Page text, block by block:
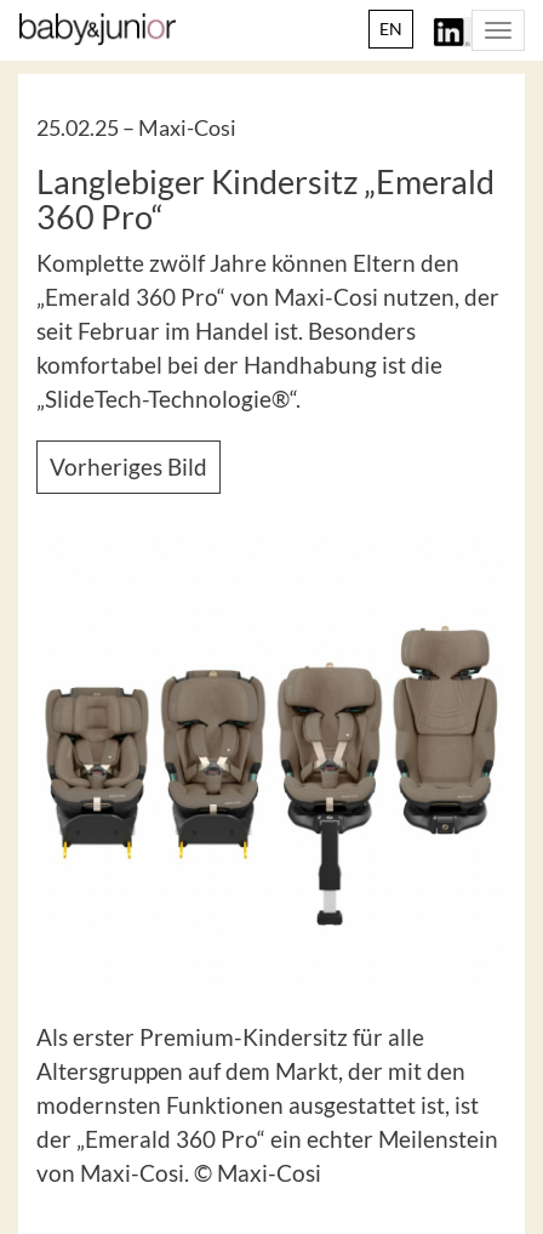
EN
25.02.25 – Maxi-Cosi
Langlebiger Kindersitz „Emerald
360 Pro“
Komplette zwölf Jahre können Eltern den
„Emerald 360 Pro“ von Maxi-Cosi nutzen, der
seit Februar im Handel ist. Besonders
komfortabel bei der Handhabung ist die
„SlideTech-Technologie®“.
Vorheriges Bild
Als erster Premium-Kindersitz für alle
Altersgruppen auf dem Markt, der mit den
modernsten Funktionen ausgestattet ist, ist
der „Emerald 360 Pro“ ein echter Meilenstein
von Maxi-Cosi. © Maxi-Cosi